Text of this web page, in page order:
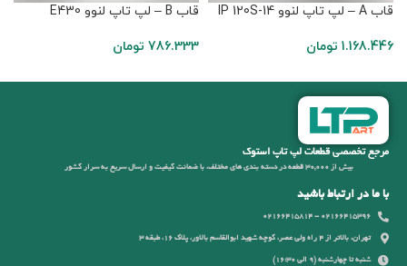
قاب A – لپ تاپ لنوو IP 120S-14
1.168.446 تومان
قاب B – لپ تاپ لنوو E430
786.333 تومان
مرجع تخصصی قطعات لپ تاپ استوک
بیش از 30,000 قطعه در دسته بندی های مختلف، با ضمانت کیفیت و ارسال سریع به سرار کشور
با ما در ارتباط باشید
02166415396 - 02166415814
تهران، بالاتر از 4 راه ولی عصر، کوچه شهید ابوالقاسم بالاور، پلاک 16، طبقه 3
شنبه تا چهارشنبه (9 الی 16:30)